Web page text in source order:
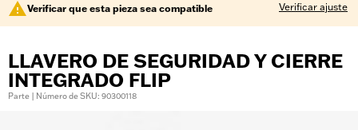
Verificar que esta pieza sea compatible Verificar ajuste
LLAVERO DE SEGURIDAD Y CIERRE
INTEGRADO FLIP
Parte | Número de SKU: 90300118